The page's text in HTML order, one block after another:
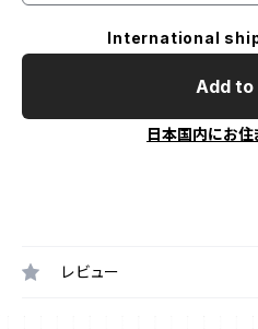
International
Add
日本国内にお
レビュー